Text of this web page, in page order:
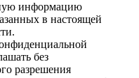
информацию
в настоящей
без
разрешения